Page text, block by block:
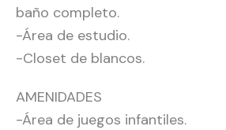
baño completo.
-Área de estudio.
-Closet de blancos.
AMENIDADES
-Área de juegos infantiles.